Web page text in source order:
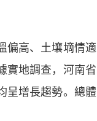
高、土壤墑情適
實地調查，河南省
呈增長趨勢。總體